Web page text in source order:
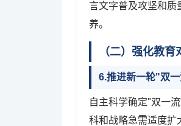
言文字普及攻坚和质
养。
（二）强化教
6.推进新一轮"双一
自主科学确定"双一
科和战略急需适度扩